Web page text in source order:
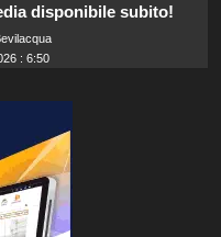
disponibile subito!
: 6:50